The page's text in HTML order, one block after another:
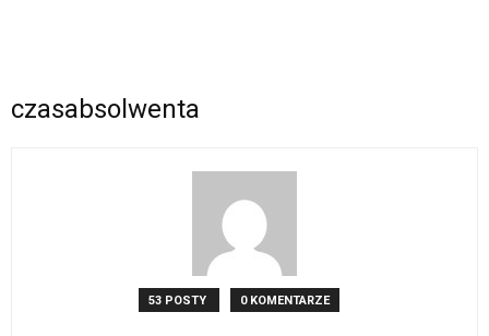
czasabsolwenta
53 POSTY 0 KOMENTARZE